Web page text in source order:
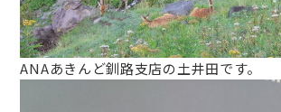
ANAあきんど釧路支店の土井田です。